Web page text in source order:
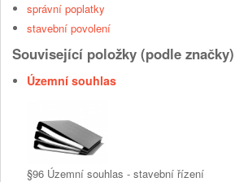
správní poplatky
stavební povolení
Související položky (podle značky)
Územní souhlas
§96 Územní souhlas - stavební řízení